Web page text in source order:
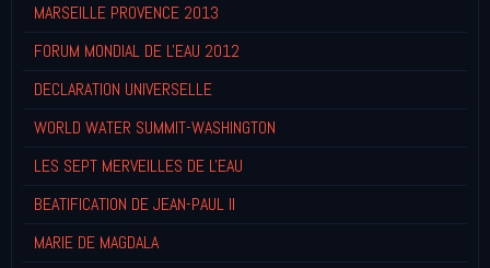
MARSEILLE PROVENCE 2013
FORUM MONDIAL DE L'EAU 2012
DECLARATION UNIVERSELLE
WORLD WATER SUMMIT-WASHINGTON
LES SEPT MERVEILLES DE L'EAU
BEATIFICATION DE JEAN-PAUL II
MARIE DE MAGDALA